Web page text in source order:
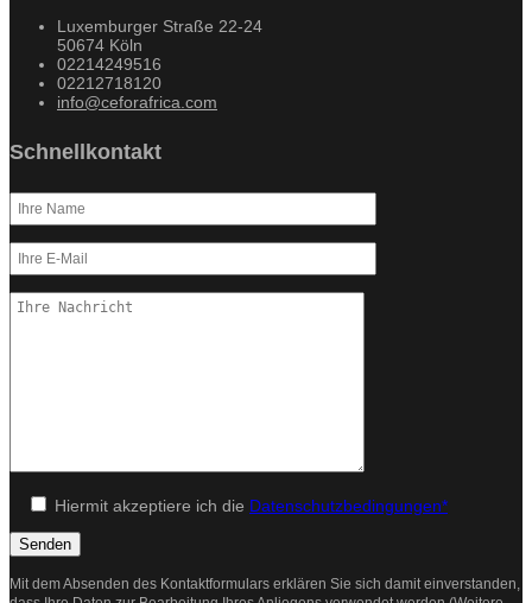
Luxemburger Straße 22-24
50674 Köln
02214249516
02212718120
info@ceforafrica.com
Schnellkontakt
Hiermit akzeptiere ich die Datenschutzbedingungen*
Mit dem Absenden des Kontaktformulars erklären Sie sich damit einverstanden,